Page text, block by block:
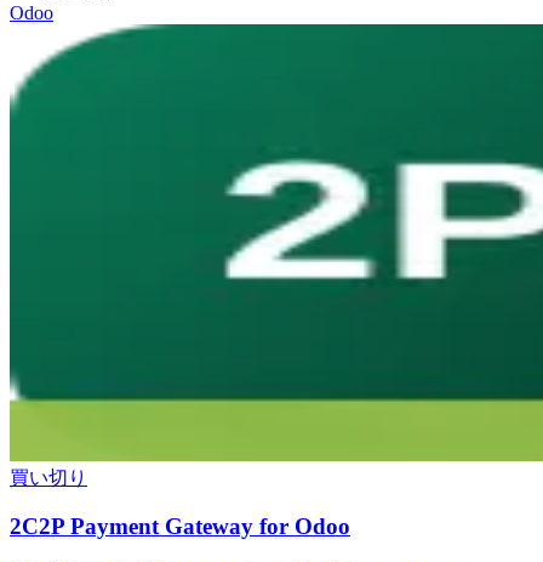
Odoo
買い切り
2C2P Payment Gateway for Odoo